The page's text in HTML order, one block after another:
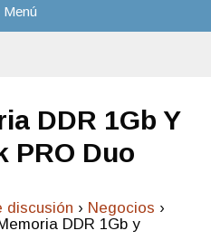
Menú
DDR 1Gb Y
PRO Duo
discusión › Negocios ›
DDR 1Gb y